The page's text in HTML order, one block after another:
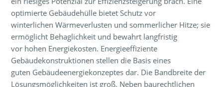
optimierte Gebäudehülle bietet Schutz vor
winterlichen Wärmeverlusten und sommerlicher Hitze; sie
ermöglicht Behaglichkeit und bewahrt langfristig
vor hohen Energiekosten. Energieeffiziente
Gebäudekonstruktionen stellen die Basis eines
guten Gebäudeenergiekonzeptes dar. Die Bandbreite der
Lösungsmöglichkeiten ist groß. Neben baurechtlichen